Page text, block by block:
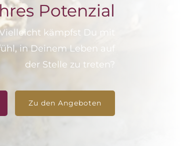
Potenzial
kämpfst Du mit
in Deinem Leben auf
der Stelle zu treten?
Zu den Angeboten